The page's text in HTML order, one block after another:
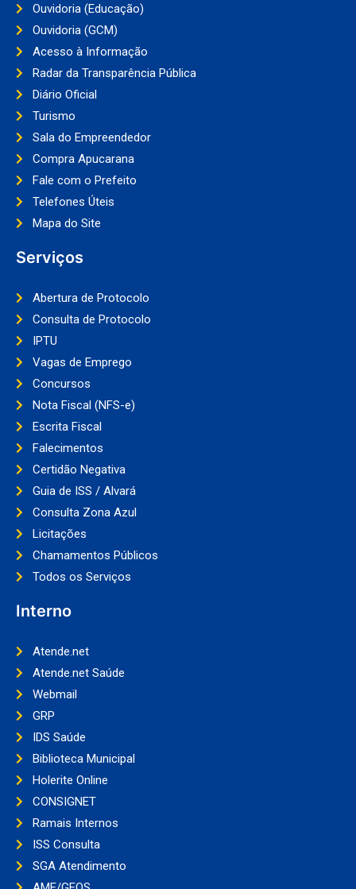
Ouvidoria (Educação)
Ouvidoria (GCM)
Acesso à Informação
Radar da Transparência Pública
Diário Oficial
Turismo
Sala do Empreendedor
Compra Apucarana
Fale com o Prefeito
Telefones Úteis
Mapa do Site
Serviços
Abertura de Protocolo
Consulta de Protocolo
IPTU
Vagas de Emprego
Concursos
Nota Fiscal (NFS-e)
Escrita Fiscal
Falecimentos
Certidão Negativa
Guia de ISS / Alvará
Consulta Zona Azul
Licitações
Chamamentos Públicos
Todos os Serviços
Interno
Atende.net
Atende.net Saúde
Webmail
GRP
IDS Saúde
Biblioteca Municipal
Holerite Online
CONSIGNET
Ramais Internos
ISS Consulta
SGA Atendimento